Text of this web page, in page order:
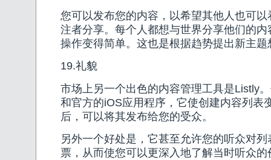
您可以发布您的内容，以希望其他人也可
注者分享。每个人都想与世界分享他们的
操作变得简单。这也是根据趋势提出新主
19.礼貌
市场上另一个出色的内容管理工具是Listly
和官方的iOS应用程序，它使创建内容列表
后，可以将其发布给您的受众。
另外一个好处是，它甚至允许您的听众对
票，从而使您可以更深入地了解当时听众的